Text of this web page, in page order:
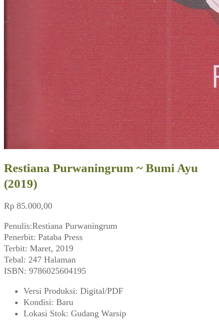
Restiana Purwaningrum ~ Bumi Ayu
(2019)
Rp 85.000,00
Penulis:Restiana Purwaningrum
Penerbit: Pataba Press
Terbit: Maret, 2019
Tebal: 247 Halaman
ISBN: 9786025604195
Versi Produksi: Digital/PDF
Kondisi: Baru
Lokasi Stok: Gudang Warsip